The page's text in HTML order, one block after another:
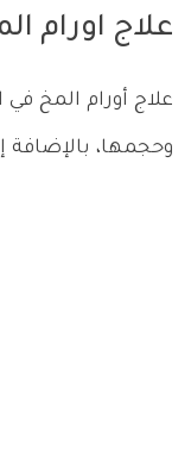
علاج اورام
علاج أورام المخ
وحجمها،